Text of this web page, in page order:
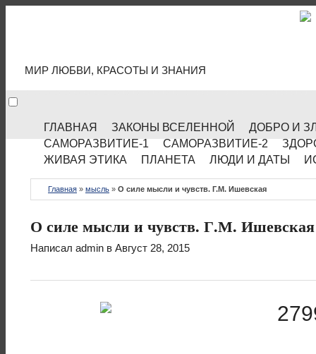
МИР ЛЮБВИ, КРАСОТЫ И ЗНАНИЯ
ГЛАВНАЯ ЗАКОНЫ ВСЕЛЕННОЙ
ДОБРО И
САМОРАЗВИТИЕ-1
САМОРАЗВИТИЕ-2
ЖИВАЯ ЭТИКА
ПЛАНЕТА ЛЮДИ И ДАТЫ
Главная » мысль » О силе мысли и чувств. Г.М. Ишевская
О силе мысли и чувств. Г.М. Ишевская
Написал admin в Август 28, 2015